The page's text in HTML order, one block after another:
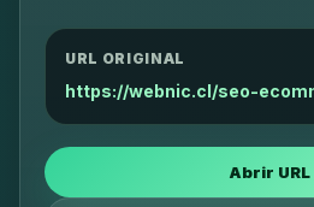
URL ORIGINAL
https://webnic.cl/seo-
Abrir URL